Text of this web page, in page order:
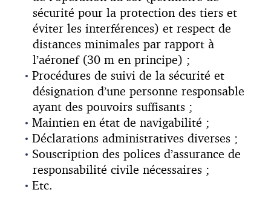
sécurité pour la protection des tiers et
éviter les interférences) et respect de
distances minimales par rapport à
l’aéronef (30 m en principe) ;
Procédures de suivi de la sécurité et
désignation d’une personne responsable
ayant des pouvoirs suffisants ;
Maintien en état de navigabilité ;
Déclarations administratives diverses ;
Souscription des polices d’assurance de
responsabilité civile nécessaires ;
Etc.